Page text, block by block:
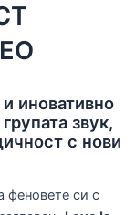
иновативно
звук,
с нови
феновете си с